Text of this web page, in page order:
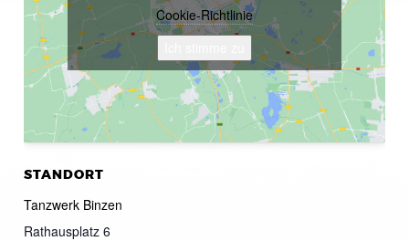
STANDORT
Tanzwerk Binzen
Rathausplatz 6
Cookie-Richtlinie